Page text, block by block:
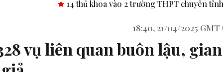
thủ khoa vào 2 trường THPT chuyên tỉnh Bình Phước. Công
18:40, 21/04/2025
vụ liên quan buôn lậu, gian